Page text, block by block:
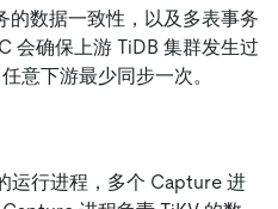
的数据一致性，以及多表事务
会确保上游 TiDB 集群发生过
意下游最少同步一次。
运行进程，多个 Capture 进